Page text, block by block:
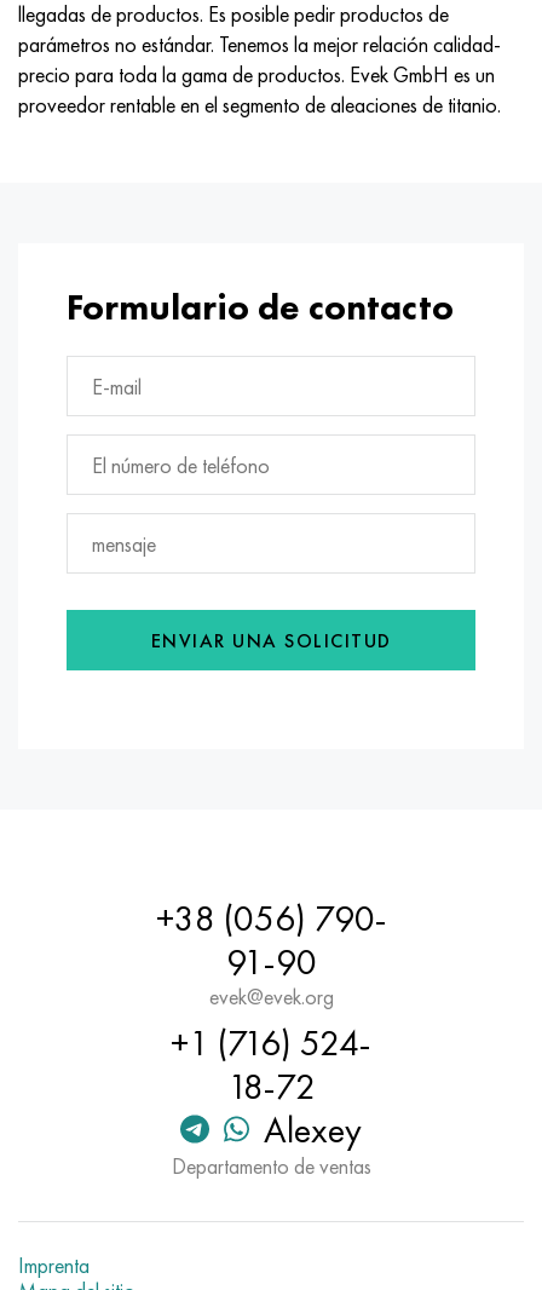
llegadas de productos. Es posible pedir productos de
parámetros no estándar. Tenemos la mejor relación calidad-
precio para toda la gama de productos. Evek GmbH es un
proveedor rentable en el segmento de aleaciones de titanio.
Formulario de contacto
ENVIAR UNA SOLICITUD
+38 (056) 790-
91-90
evek@evek.org
+1 (716) 524-
18-72
Alexey
Departamento de ventas
Imprenta